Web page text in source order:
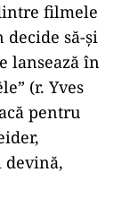
filmele
decide să-și
lansează în
(r. Yves
pentru
devină,